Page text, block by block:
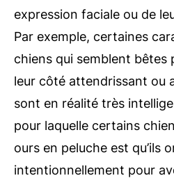
expression faciale ou de
Par exemple, certaines
chiens qui semblent
leur côté attendrissant ou
sont en réalité très
pour laquelle certains
ours en peluche est qu’ils
intentionnellement pour